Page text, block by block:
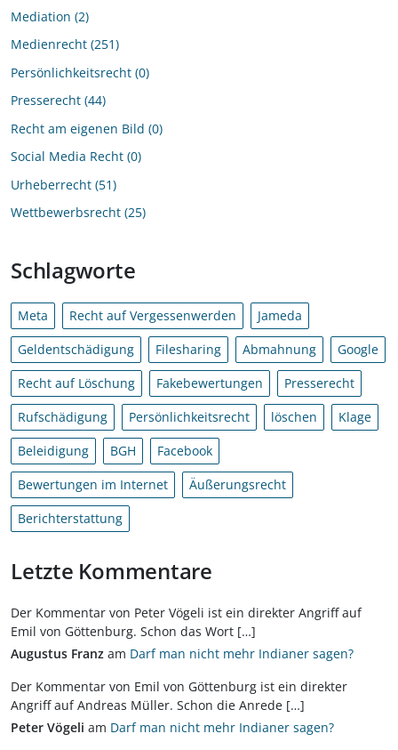
Mediation 2
Medienrecht 251
Persönlichkeitsrecht 0
Presserecht 44
Recht am eigenen Bild 0
Social Media Recht 0
Urheberrecht 51
Wettbewerbsrecht 25
Schlagworte
Meta Recht auf Vergessenwerden
Jameda
Geldentschädigung
Filesharing Abmahnung
Google
Recht auf Löschung
Fakebewertungen
Presserecht
Rufschädigung
Persönlichkeitsrecht löschen
Klage
Beleidigung
BGH
Facebook
Bewertungen im Internet
Äußerungsrecht
Berichterstattung
Letzte Kommentare
Der Kommentar von Peter Vögeli ist ein direkter Angriff auf
Emil von Göttenburg. Schon das Wort […]
Augustus Franz am Darf man nicht mehr Indianer sagen?
Der Kommentar von Emil von Göttenburg ist ein direkter
Angriff auf Andreas Müller. Schon die Anrede […]
Peter Vögeli am Darf man nicht mehr Indianer sagen?